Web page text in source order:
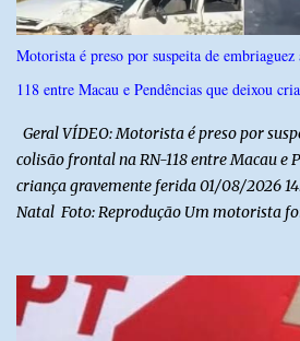
Nacional Brasileiro de modo a estimular
e debater o seu conteúdo. De acordo
Municipal de Educação poderá expedir
necessárias ao cumprimento da lei.
Motorista é preso por suspeita de
118 entre Macau e Pendências que deixou
Geral VÍDEO: Motorista é preso por
colisão frontal na RN-118 entre Macau e
criança gravemente ferida 01/08/2026
Natal Foto: Reprodução Um motorista
na RN-118, entre Macau e Pendências.
dois carros que seguiam em sentidos